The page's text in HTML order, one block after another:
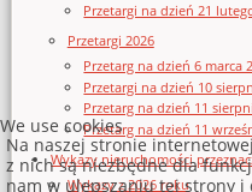
Przetargi na dzień 21
Przetargi 2026
Przetarg na dzień 6 marca
Przetargi na dzień 10
Przetarg na dzień 11
Przetarg na dzień 11
Wykazy nieruchomości
Wykazy z 2026 roku
We use cookies
Na naszej stronie
z nich są niezbędne dla
nam w ulepszaniu tej strony i